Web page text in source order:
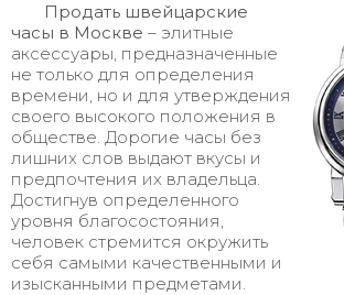
Продать швейцарские
часы в Москве – элитные
аксессуары, предназначенные
не только для определения
времени, но и для утверждения
своего высокого положения в
обществе. Дорогие часы без
лишних слов выдают вкусы и
предпочтения их владельца.
Достигнув определенного
уровня благосостояния,
человек стремится окружить
себя самыми качественными и
изысканными предметами.